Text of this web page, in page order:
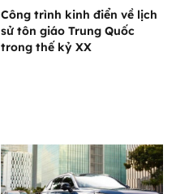
Công trình kinh điển về lịch
sử tôn giáo Trung Quốc
trong thế kỷ XX